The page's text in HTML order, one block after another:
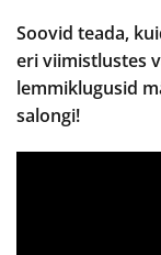
Soovid teada,
eri viimistlustes
lemmiklugusid
salongi!